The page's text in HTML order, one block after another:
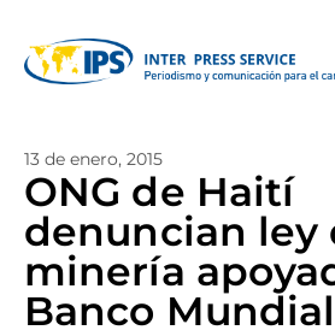
13 de enero, 2015
ONG de Haití
denuncian ley
minería
Banco Mundial